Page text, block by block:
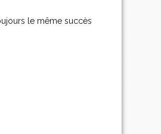
le même succès